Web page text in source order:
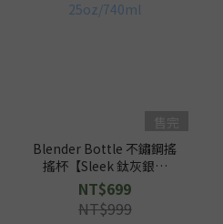
Blender Bottle 不鏽鋼搖
搖杯【Sleek 鈦灰銀】
25oz/740ml
NT$699
NT$999